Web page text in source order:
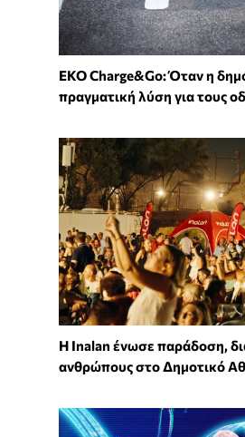
EKO Charge&Go: Όταν η
πραγματική λύση για τους
Η Inalan ένωσε παράδοση,
ανθρώπους στο Δημοτικό